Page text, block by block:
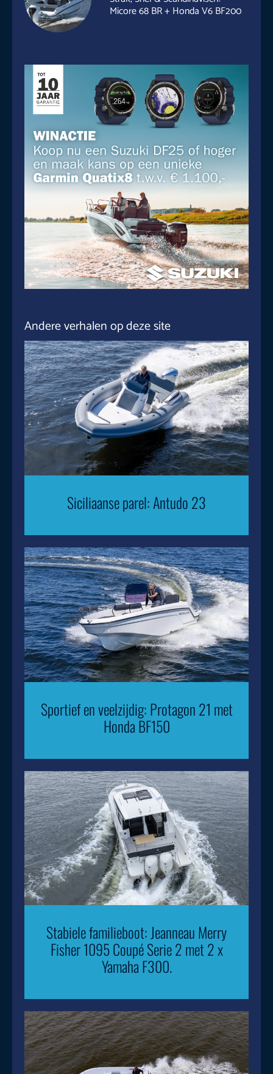
Micore 68 BR + Honda V6 BF200
Andere verhalen op deze site
Siciliaanse parel: Antudo 23
Sportief en veelzijdig: Protagon 21 met
Honda BF150
Stabiele familieboot: Jeanneau Merry
Fisher 1095 Coupé Serie 2 met 2 x
Yamaha F300.